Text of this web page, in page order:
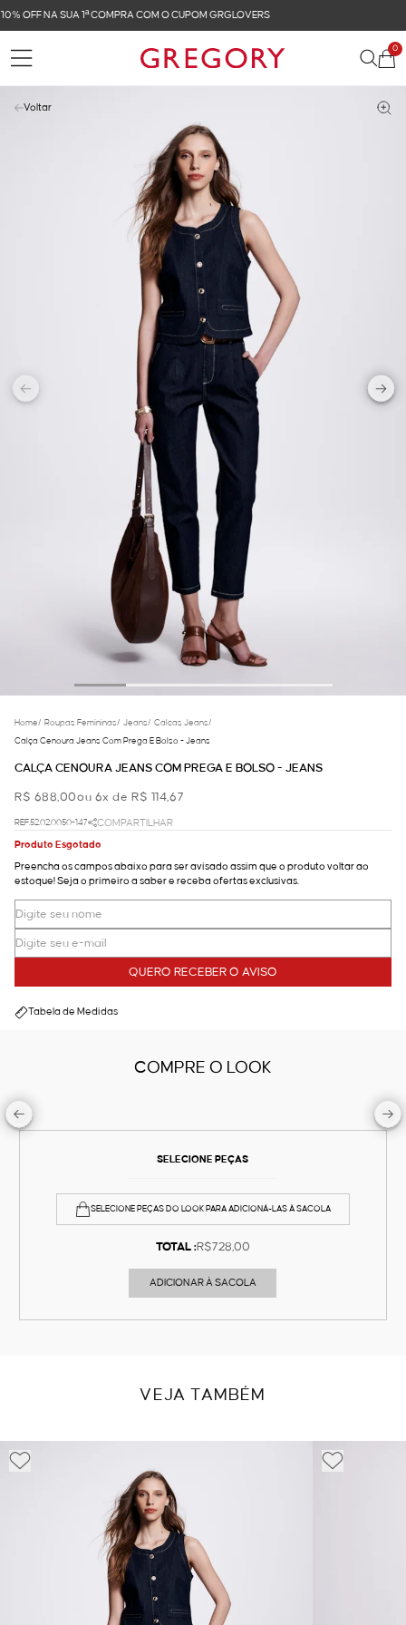
FRETE GRÁTIS NAS COMPRAS ACIMA DE R$ 899
0
Voltar
Home/ Roupas Femininas/ Jeans/ Calcas Jeans/
Calça Cenoura Jeans Com Prega E Bolso - Jeans
CALÇA CENOURA JEANS COM PREGA E BOLSO - JEANS
R$ 688,00ou 6x de R$ 114,67
REF.52.02.0050-147
COMPARTILHAR
Produto Esgotado
Preencha os campos abaixo para ser avisado assim que o produto voltar ao
estoque! Seja o primeiro a saber e receba ofertas exclusivas.
QUERO RECEBER O AVISO
Tabela de Medidas
COMPRE O LOOK
SELECIONE PEÇAS
SELECIONE PEÇAS DO LOOK PARA ADICIONÁ-LAS À SACOLA
TOTAL :R$728,00
ADICIONAR À SACOLA
VEJA TAMBÉM